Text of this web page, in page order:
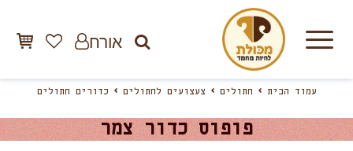
אורח
עמוד הבית חתולים צעצועים לחתולים כדורים חתולים
פופוס כדור צמר